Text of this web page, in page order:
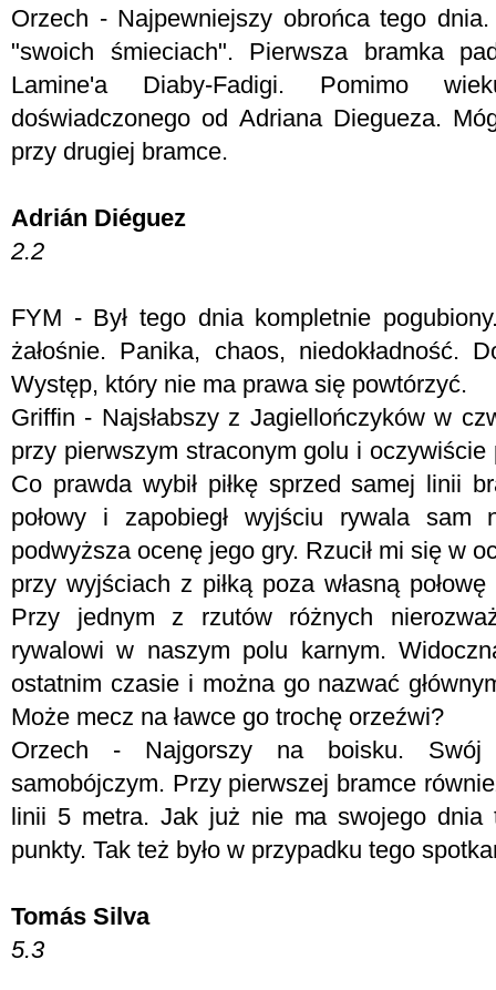
Orzech - Najpewniejszy obrońca tego
"swoich śmieciach". Pierwsza bramka
Lamine'a Diaby-Fadigi. Pomimo
doświadczonego od Adriana Diegueza.
przy drugiej bramce.
Adrián Diéguez
2.2
FYM - Był tego dnia kompletnie
żałośnie. Panika, chaos, niedokładność.
Występ, który nie ma prawa się powtórzyć.
Griffin - Najsłabszy z Jagiellończyków w
przy pierwszym straconym golu i oczywiście
Co prawda wybił piłkę sprzed samej linii
połowy i zapobiegł wyjściu rywala
podwyższa ocenę jego gry. Rzucił mi się w
przy wyjściach z piłką poza własną
Przy jednym z rzutów różnych
rywalowi w naszym polu karnym.
ostatnim czasie i można go nazwać
Może mecz na ławce go trochę orzeźwi?
Orzech - Najgorszy na boisku. Swój
samobójczym. Przy pierwszej bramce
linii 5 metra. Jak już nie ma swojego dnia
punkty. Tak też było w przypadku tego
Tomás Silva
5.3